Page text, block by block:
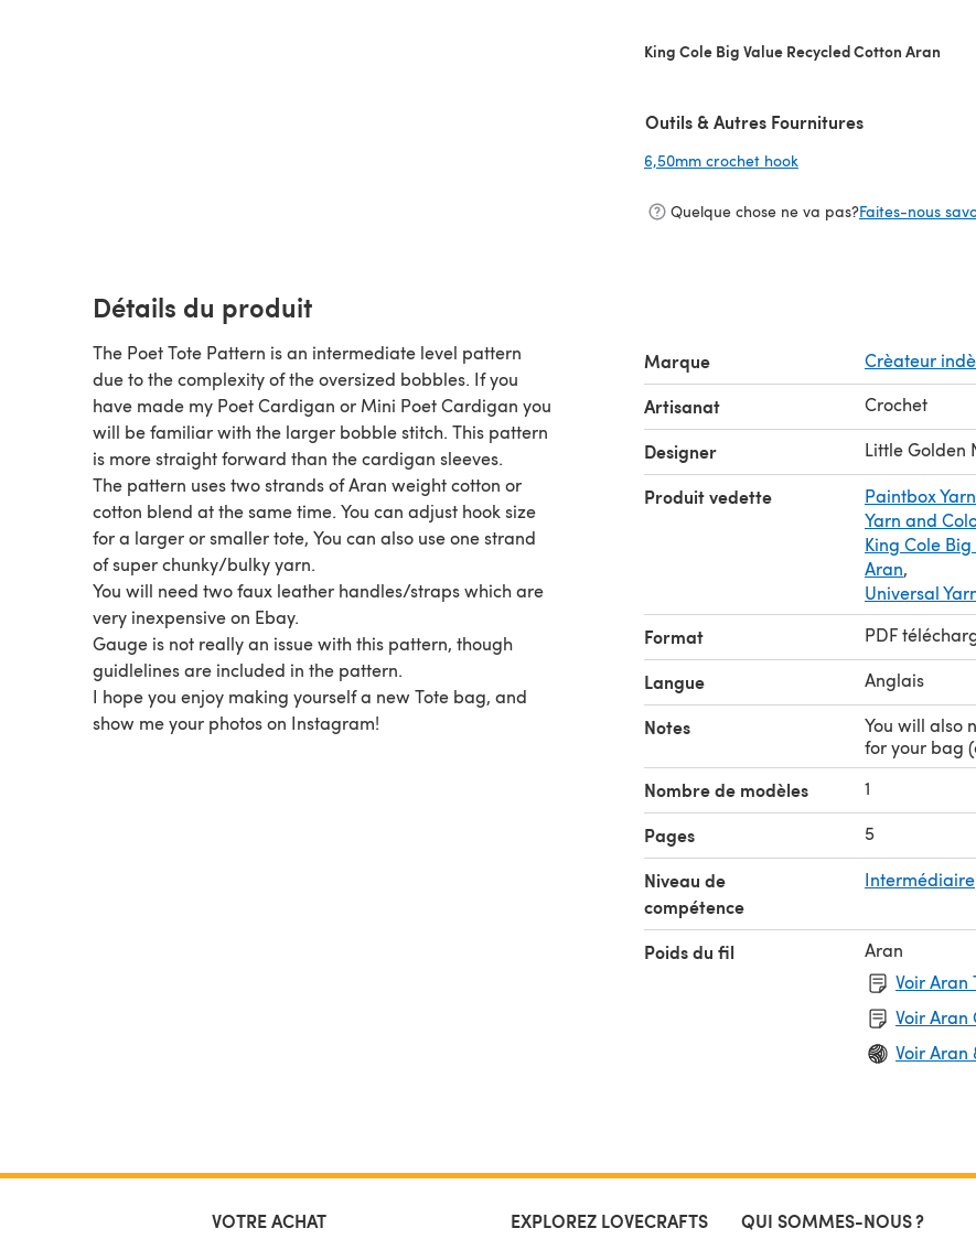
King Cole Big Value Recycled Cotton Aran
Outils & Autres Fournitures
6,50mm crochet hook
Quelque chose ne va pas?Faites-nous
Détails du produit
The Poet Tote Pattern is an intermediate level pattern
due to the complexity of the oversized bobbles. If you
have made my Poet Cardigan or Mini Poet Cardigan you
will be familiar with the larger bobble stitch. This pattern
is more straight forward than the cardigan sleeves.
The pattern uses two strands of Aran weight cotton or
cotton blend at the same time. You can adjust hook size
for a larger or smaller tote, You can also use one strand
of super chunky/bulky yarn.
You will need two faux leather handles/straps which are
very inexpensive on Ebay.
Gauge is not really an issue with this pattern, though
guidlelines are included in the pattern.
I hope you enjoy making yourself a new Tote bag, and
show me your photos on Instagram!
Marque Crèateur
Artisanat Crochet
Designer Little Golden
Produit vedette Paintbox
Yarn and
King Cole
Aran,
Universal
Format PDF
Langue Anglais
Notes
You will also
for your bag
Nombre de modèles 1
Pages 5
Niveau de
compétence
Intermédiaire
Poids du fil
Aran
Voir Aran
Voir Aran
Voir Aran
VOTRE ACHAT EXPLOREZ LOVECRAFTS QUI SOMMES-NOUS ?